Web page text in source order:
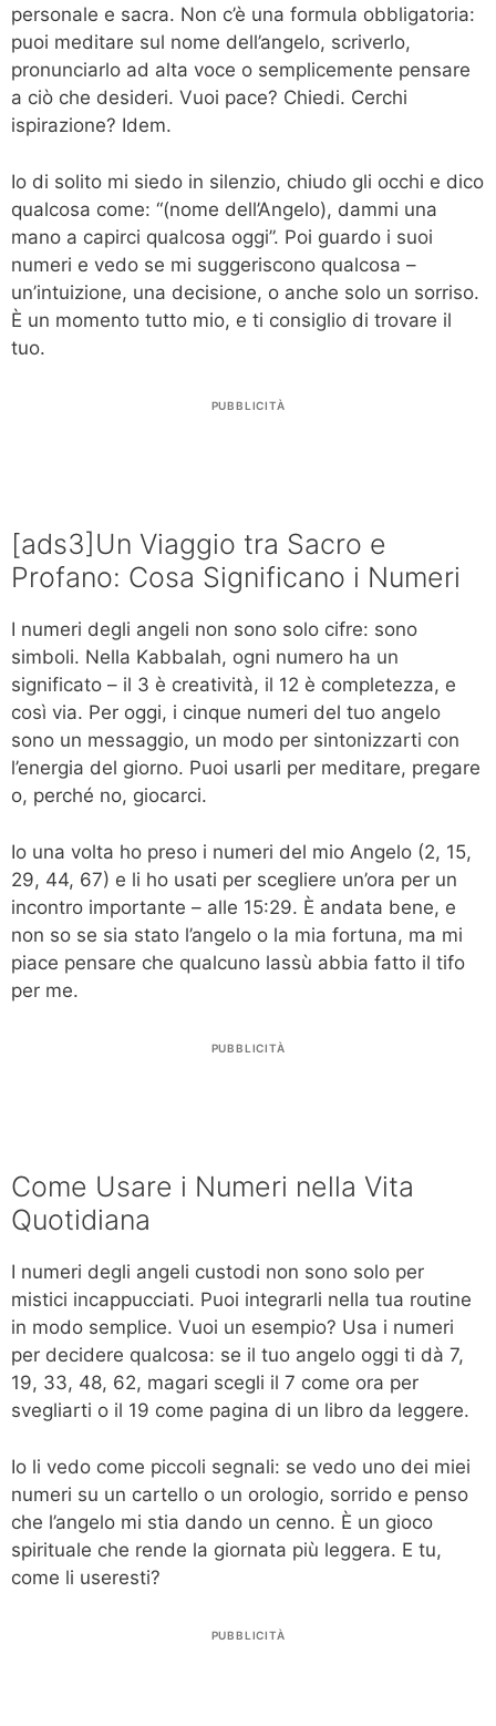
personale e sacra. Non c’è una formula obbligatoria:
puoi meditare sul nome dell’angelo, scriverlo,
pronunciarlo ad alta voce o semplicemente pensare
a ciò che desideri. Vuoi pace? Chiedi. Cerchi
ispirazione? Idem.
Io di solito mi siedo in silenzio, chiudo gli occhi e dico
qualcosa come: “(nome dell’Angelo), dammi una
mano a capirci qualcosa oggi”. Poi guardo i suoi
numeri e vedo se mi suggeriscono qualcosa –
un’intuizione, una decisione, o anche solo un sorriso.
È un momento tutto mio, e ti consiglio di trovare il
tuo.
PUBBLICITÀ
[ads3]Un Viaggio tra Sacro e
Profano: Cosa Significano i Numeri
I numeri degli angeli non sono solo cifre: sono
simboli. Nella Kabbalah, ogni numero ha un
significato – il 3 è creatività, il 12 è completezza, e
così via. Per oggi, i cinque numeri del tuo angelo
sono un messaggio, un modo per sintonizzarti con
l’energia del giorno. Puoi usarli per meditare, pregare
o, perché no, giocarci.
Io una volta ho preso i numeri del mio Angelo (2, 15,
29, 44, 67) e li ho usati per scegliere un’ora per un
incontro importante – alle 15:29. È andata bene, e
non so se sia stato l’angelo o la mia fortuna, ma mi
piace pensare che qualcuno lassù abbia fatto il tifo
per me.
PUBBLICITÀ
Come Usare i Numeri nella Vita
Quotidiana
I numeri degli angeli custodi non sono solo per
mistici incappucciati. Puoi integrarli nella tua routine
in modo semplice. Vuoi un esempio? Usa i numeri
per decidere qualcosa: se il tuo angelo oggi ti dà 7,
19, 33, 48, 62, magari scegli il 7 come ora per
svegliarti o il 19 come pagina di un libro da leggere.
Io li vedo come piccoli segnali: se vedo uno dei miei
numeri su un cartello o un orologio, sorrido e penso
che l’angelo mi stia dando un cenno. È un gioco
spirituale che rende la giornata più leggera. E tu,
come li useresti?
PUBBLICITÀ